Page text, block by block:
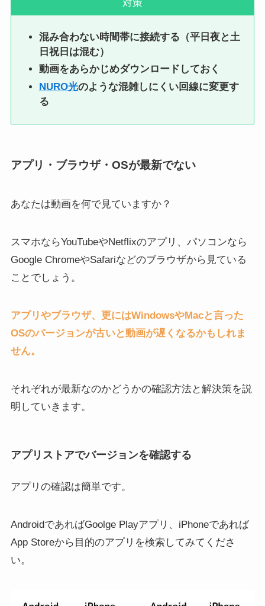
対策
混み合わない時間帯に接続する（平日夜と土
日祝日は混む）
動画をあらかじめダウンロードしておく
NURO光のような混雑しにくい回線に変更す
る
アプリ・ブラウザ・OSが最新でない
あなたは動画を何で見ていますか？
スマホならYouTubeやNetflixのアプリ、パソコンなら
Google ChromeやSafariなどのブラウザから見ている
ことでしょう。
アプリやブラウザ、更にはWindowsやMacと言った
OSのバージョンが古いと動画が遅くなるかもしれま
せん。
それぞれが最新なのかどうかの確認方法と解決策を説
明していきます。
アプリストアでバージョンを確認する
アプリの確認は簡単です。
AndroidであればGoolge Playアプリ、iPhoneであれば
App Storeから目的のアプリを検索してみてくださ
い。